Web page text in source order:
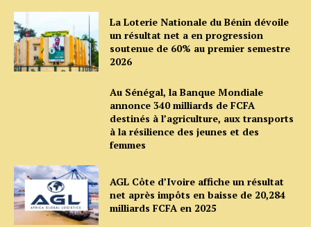
La Loterie Nationale du Bénin dévoile
un résultat net a en progression
soutenue de 60% au premier semestre
2026
Au Sénégal, la Banque Mondiale
annonce 340 milliards de FCFA
destinés à l’agriculture, aux transports
à la résilience des jeunes et des
femmes
AGL Côte d’Ivoire affiche un résultat
net après impôts en baisse de 20,284
milliards FCFA en 2025